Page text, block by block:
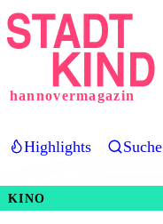
Direkt
zum
hannovermagazin
Highlights Suche
KINO